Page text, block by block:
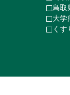
鳥取
大学
く